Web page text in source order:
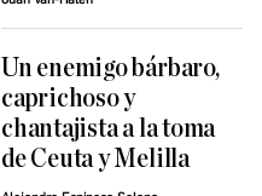
Un enemigo bárbaro,
caprichoso y
chantajista a la toma
de Ceuta y Melilla